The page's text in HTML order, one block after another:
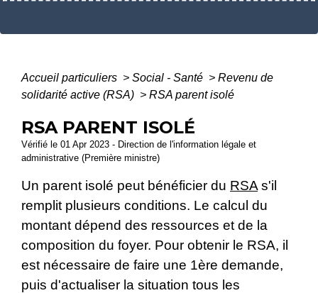
Accueil particuliers > Social - Santé > Revenu de
solidarité active (RSA) > RSA parent isolé
RSA PARENT ISOLÉ
Vérifié le 01 Apr 2023 - Direction de l'information légale et
administrative (Première ministre)
Un parent isolé peut bénéficier du RSA s'il
remplit plusieurs conditions. Le calcul du
montant dépend des ressources et de la
composition du foyer. Pour obtenir le RSA, il
est nécessaire de faire une 1ère demande,
puis d'actualiser la situation tous les